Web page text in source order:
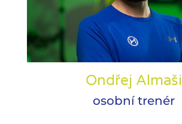
Ondřej Almaši
osobní trenér